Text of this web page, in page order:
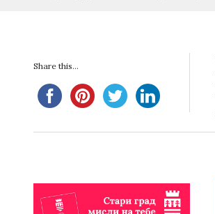
Share this...